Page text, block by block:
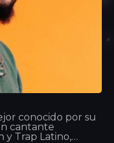
conocido por su
cantante
Trap Latino,